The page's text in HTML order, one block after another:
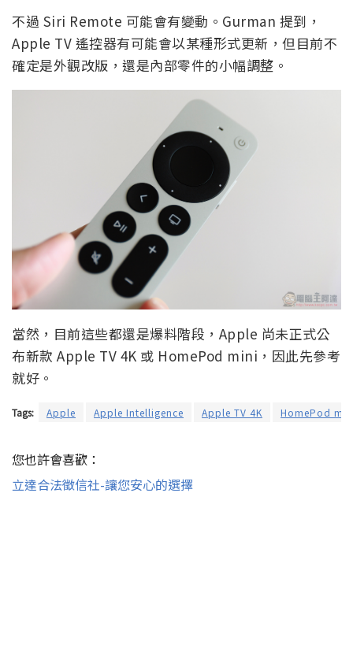
不過 Siri Remote 可能會有變動。Gurman 提到，
Apple TV 遙控器有可能會以某種形式更新，但目前不
確定是外觀改版，還是內部零件的小幅調整。
當然，目前這些都還是爆料階段，Apple 尚未正式公
布新款 Apple TV 4K 或 HomePod mini，因此先參考
就好。
Tags: Apple Apple Intelligence Apple TV 4K HomePod
您也許會喜歡：
立達合法徵信社-讓您安心的選擇